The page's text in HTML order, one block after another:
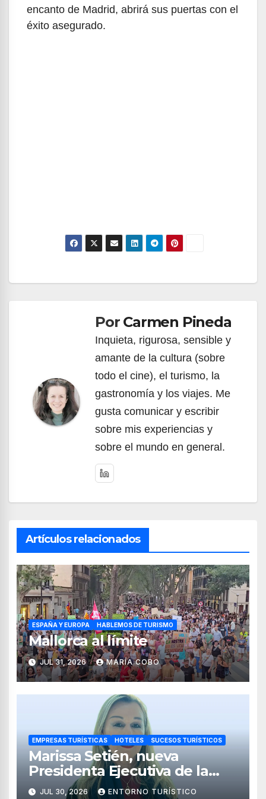
encanto de Madrid, abrirá sus puertas con el
éxito asegurado.
Navegación
entradasPor Carmen Pineda
Inquieta, rigurosa, sensible y
amante de la cultura (sobre
todo el cine), el turismo, la
gastronomía y los viajes. Me
gusta comunicar y escribir
sobre mis experiencias y
sobre el mundo en general.
Artículos relacionados
ESPAÑA Y EUROPA HABLEMOS DE TURISMO
Mallorca al límite
JUL 31, 2026 MARÍA COBO
EMPRESAS TURÍSTICAS HOTELES SUCESOS TURÍSTICOS
Marissa Setién, nueva
Presidenta Ejecutiva de la
Asociación de Hoteles Costa
JUL 30, 2026 ENTORNO TURÍSTICO